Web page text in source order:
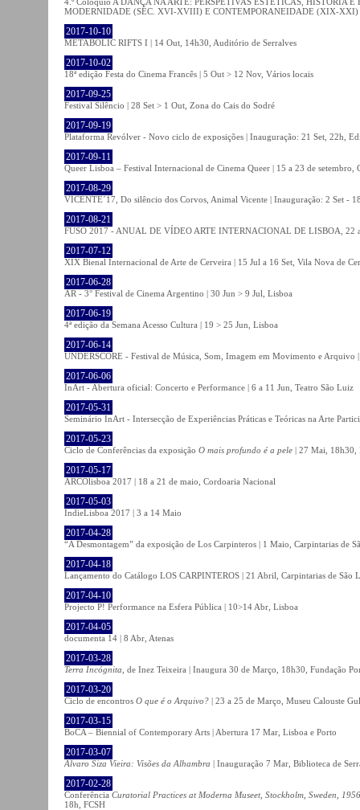
MODERNIDADE (SÉC. XVI-XVIII) E CONTEMPORANEIDADE (XIX-XXI)
2017-10-10
METABOLIC RIFTS I | 14 Out, 14h30, Auditório de Serralves
2017-10-02
18ª edição Festa do Cinema Francês | 5 Out > 12 Nov, Vários locais
2017-09-25
Festival Silêncio | 28 Set > 1 Out, Zona do Cais do Sodré
2017-09-19
Plataforma Revólver - Novo ciclo de exposições | Inauguração: 21 Set, 22h,
2017-09-11
Queer Lisboa – Festival Internacional de Cinema Queer | 15 a 23 de setembro,
2017-08-29
VICENTE´17, Do silêncio dos Corvos, Animal Vicente | Inauguração: 2 Set -
2017-08-21
FUSO 2017 - ANUAL DE VÍDEO ARTE INTERNACIONAL DE LISBOA, 22
2017-07-12
XIX Bienal Internacional de Arte de Cerveira | 15 Jul a 16 Set, Vila Nova de
2017-06-28
AR - 3° Festival de Cinema Argentino | 30 Jun > 9 Jul, Lisboa
2017-06-19
4ª edição da Semana Acesso Cultura | 19 > 25 Jun, Lisboa
2017-06-14
UNDERSCORE - Festival de Música, Som, Imagem em Movimento e Arquivo
2017-06-06
InArt - Abertura oficial: Concerto e Performance | 6 a 11 Jun, Teatro São Luiz
2017-05-31
Seminário InArt - Intersecção de Experiências Práticas e Teóricas na Arte
2017-05-23
Ciclo de Conferências da exposição O mais profundo é a pele | 27 Mai, 18h30,
2017-05-17
ARCOlisboa 2017 | 18 a 21 de maio, Cordoaria Nacional
2017-05-03
IndieLisboa 2017 | 3 a 14 Maio
2017-04-28
“A Desmontagem” da exposição de Los Carpinteros | 1 Maio, Carpintarias de
2017-04-18
Lançamento do Catálogo LOS CARPINTEROS | 21 Abril, Carpintarias de São
2017-04-10
Projecto P! Performance na Esfera Pública | 10>14 Abr, Lisboa
2017-04-05
documenta 14 | 8 Abr, Atenas
2017-03-28
Terra Incógnita , de Inez Teixeira | Inaugura 30 de Março, 18h30, Fundação
2017-03-20
Ciclo de encontros O que é o Arquivo? | 23 a 25 de Março, Museu Calouste
2017-03-15
BoCA – Biennial of Contemporary Arts | Abertura 17 Mar, Lisboa e Porto
2017-03-07
Álvaro Siza Vieira: Visões da Alhambra | Inauguração 7 Mar, Biblioteca de
2017-02-28
Conferência Curatorial Practices at Moderna Museet, Stockholm, Sweden,
18h, FCSH